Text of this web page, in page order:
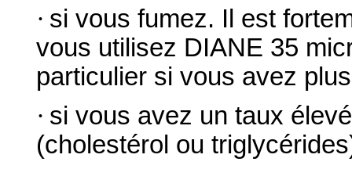
· si vous fumez. Il est
vous utilisez DIANE 35
particulier si vous avez
· si vous avez un taux
(cholestérol ou